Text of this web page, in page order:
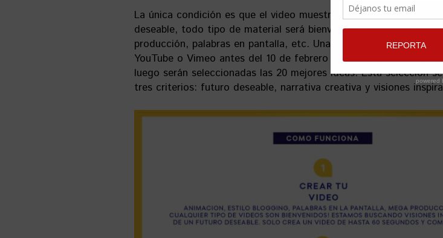
La única condición es que el video muestre una visión creativa
deseable, todo tipo de material será bienvenido: animación,
producción, palabras en pantalla, etc. Una vez hecho el video
YouTube o Vimeo antes del 10 de febrero y compartir el link con
luego serán seleccionadas las 20 mejores ideas. Esta selección
tres criterios: futuro deseable, narrativa creativa y visiones